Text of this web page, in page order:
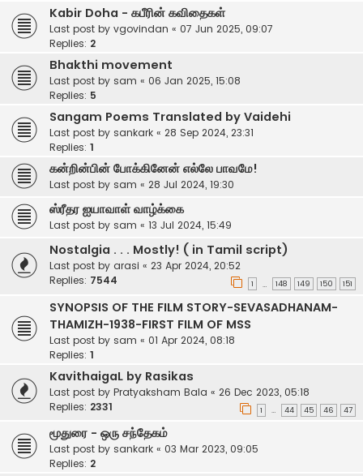
Kabir Doha - கபீரின் கவிதைகள்
Last post by vgovindan « 07 Jun 2025, 09:07
Replies: 2
Bhakthi movement
Last post by sam « 06 Jan 2025, 15:08
Replies: 5
Sangam Poems Translated by Vaidehi
Last post by sankark « 28 Sep 2024, 23:31
Replies: 1
கன்றின்பின் போக்கினேன் எல்லே பாவமே!
Last post by sam « 28 Jul 2024, 19:30
ஸ்ரீதர ஐயாவாள் வாழ்க்கை
Last post by sam « 13 Jul 2024, 15:49
Nostalgia . . . Mostly! ( in Tamil script)
Last post by arasi « 23 Apr 2024, 20:52
Replies: 7544 1 … 148 149 150 151
SYNOPSIS OF THE FILM STORY-SEVASADHANAM-
THAMIZH-1938-FIRST FILM OF MSS
Last post by sam « 01 Apr 2024, 08:18
Replies: 1
KavithaigaL by Rasikas
Last post by Pratyaksham Bala « 26 Dec 2023, 05:18
Replies: 2331 1 … 44 45 46 47
மூதுரை - ஒரு சந்தேகம்
Last post by sankark « 03 Mar 2023, 09:05
Replies: 2